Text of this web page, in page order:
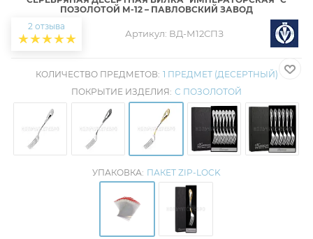
ПОЗОЛОТОЙ М-12 – ПАВЛОВСКИЙ ЗАВОД
2 отзыва
Артикул: ВД-М12СПЗ
КОЛИЧЕСТВО ПРЕДМЕТОВ: 1 ПРЕДМЕТ (ДЕСЕРТНЫЙ)
ПОКРЫТИЕ ИЗДЕЛИЯ: С ПОЗОЛОТОЙ
УПАКОВКА: ПАКЕТ ZIP-LOCK